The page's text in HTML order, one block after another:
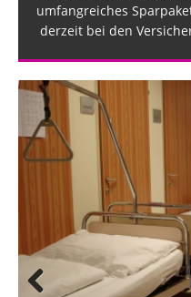
umfangreiches
derzeit bei den